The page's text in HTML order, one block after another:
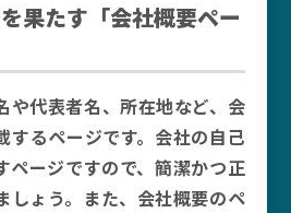
果たす「会社概要ペー
や代表者名、所在地など、会
するページです。会社の自己
ページですので、簡潔かつ正
しょう。また、会社概要のペ